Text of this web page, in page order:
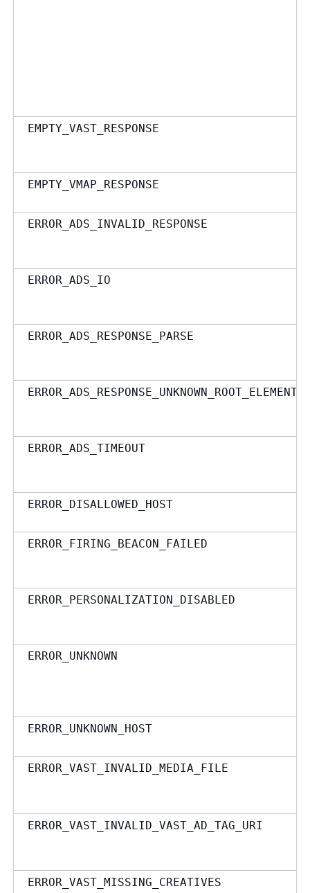
EMPTY_VAST_RESPONSE
EMPTY_VMAP_RESPONSE
ERROR_ADS_INVALID_RESPONSE
ERROR_ADS_IO
ERROR_ADS_RESPONSE_PARSE
ERROR_ADS_RESPONSE_UNKNOWN_ROOT_ELEMENT
ERROR_ADS_TIMEOUT
ERROR_DISALLOWED_HOST
ERROR_FIRING_BEACON_FAILED
ERROR_PERSONALIZATION_DISABLED
ERROR_UNKNOWN
ERROR_UNKNOWN_HOST
ERROR_VAST_INVALID_MEDIA_FILE
ERROR_VAST_INVALID_VAST_AD_TAG_URI
ERROR_VAST_MISSING_CREATIVES